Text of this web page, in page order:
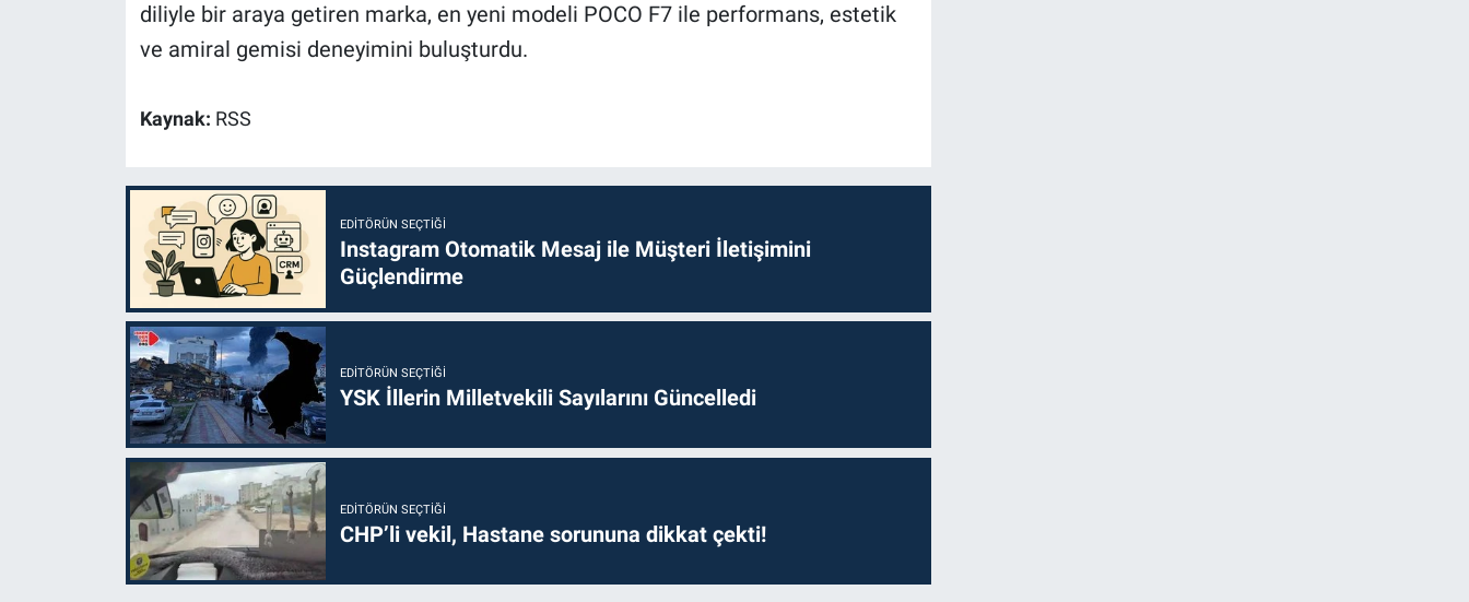
diliyle bir araya getiren marka, en yeni modeli POCO F7 ile performans, estetik
ve amiral gemisi deneyimini buluşturdu.
Kaynak: RSS
EDITÖRÜN SEÇTIĞI
Instagram Otomatik Mesaj ile Müşteri İletişimini
Güçlendirme
EDITÖRÜN SEÇTIĞI
YSK İllerin Milletvekili Sayılarını Güncelledi
EDITÖRÜN SEÇTIĞI
CHP’li vekil, Hastane sorununa dikkat çekti!